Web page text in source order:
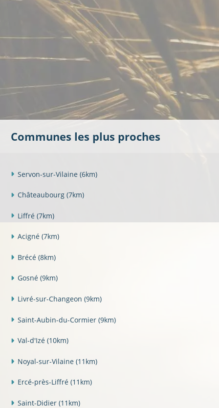
Communes les plus proches
Servon-sur-Vilaine (6km)
Châteaubourg (7km)
Liffré (7km)
Acigné (7km)
Brécé (8km)
Gosné (9km)
Livré-sur-Changeon (9km)
Saint-Aubin-du-Cormier (9km)
Val-d'Izé (10km)
Noyal-sur-Vilaine (11km)
Ercé-près-Liffré (11km)
Saint-Didier (11km)